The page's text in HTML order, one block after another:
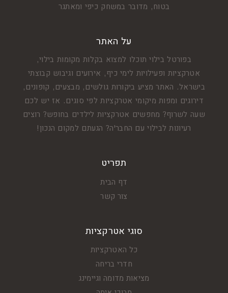
בטוח, מדובר במשחק כיפי ומאתגר
על האתר
בפורטל בילוי תוכלו למצוא בקלות מקומות בילוי,
אטרקציות ופעילויות לימי כיף, אירועים וגיבוש קבוצתי
בישראל. האתר מציע ביקורות גולשים, מבצעים, קופונים,
דירוגים ומפות מיקומי אטרקציות לפי סוגים. אז יש לכם
שעה לשרוף? מחפשים אטרקציות לילדים בחופש? רוצים
רעיונות לבילוי עם החבר'ה? הגעתם למקום הנכון!
תפריט
דף הבית
צור קשר
סוגי אטרקציות
כל האטרקציות
חדרי בריחה
מציאות מדומה וגיימינג